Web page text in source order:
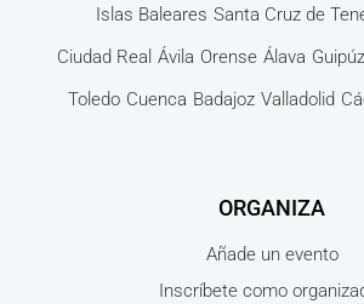
Islas Baleares Santa Cruz de
Ciudad Real Ávila Orense Álava
Toledo Cuenca Badajoz Valladolid
ORGANIZA
Añade un evento
Inscríbete como